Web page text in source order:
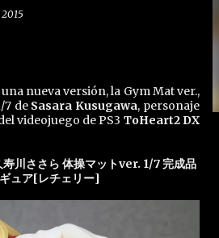
nueva versión, la Gym Mat ver.,
7 de Sasara Kusugawa, personaje
videojuego de PS3 ToHeart2 DX
川ささら 体操マットver. 1/7 完成品
ュア[レチェリー]